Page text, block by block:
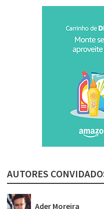
AUTORES
Ader Moreira